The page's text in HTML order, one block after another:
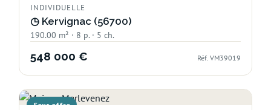
INDIVIDUELLE
◷ Kervignac (56700)
190.00 m² · 8 p. · 5 ch.
548 000 € Réf. VM39019
Sous offre